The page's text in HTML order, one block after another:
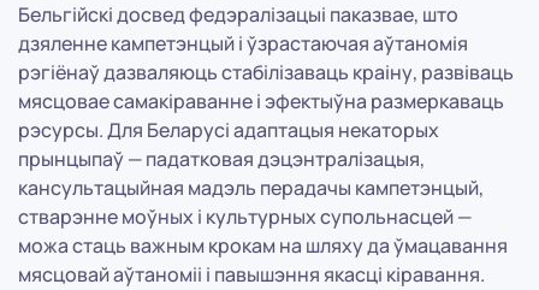
Бельгійскі досвед федэралізацыі паказвае, што
дзяленне кампетэнцый і ўзрастаючая аўтаномія
рэгіёнаў дазваляюць стабілізаваць краіну, развіваць
мясцовае самакіраванне і эфектыўна размеркаваць
рэсурсы. Для Беларусі адаптацыя некаторых
прынцыпаў — падатковая дэцэнтралізацыя,
кансультацыйная мадэль перадачы кампетэнцый,
стварэнне моўных і культурных супольнасцей —
можа стаць важным крокам на шляху да ўмацавання
мясцовай аўтаноміі і павышэння якасці кіравання.